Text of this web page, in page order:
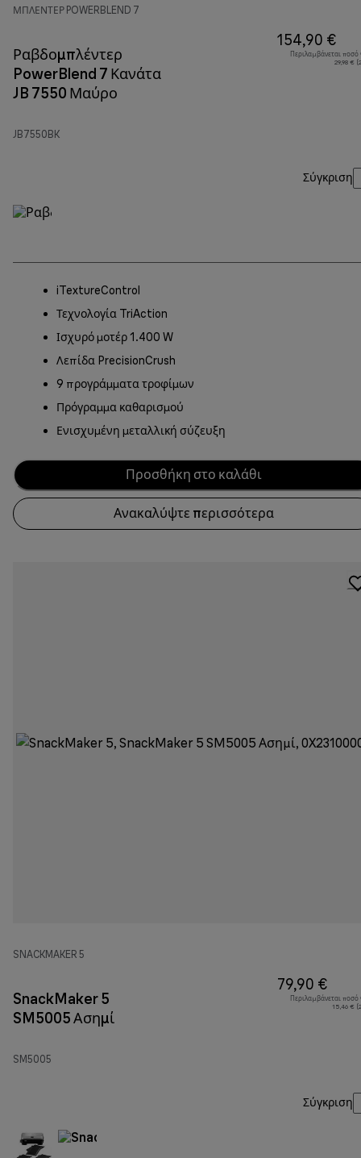
ΜΠΛΈΝΤΕΡ POWERBLEND 7
Ραβδομπλέντερ
PowerBlend 7 Κανάτα
JB 7550 Μαύρο
JB7550BK
154,90 €
Περιλαμβάνεται
29,98 €
Σύγκριση
iTextureControl
Τεχνολογία TriAction
Ισχυρό μοτέρ 1.400 W
Λεπίδα PrecisionCrush
9 προγράμματα τροφίμων
Πρόγραμμα καθαρισμού
Ενισχυμένη μεταλλική σύζευξη
Προσθήκη στο καλάθι
Ανακαλύψτε περισσότερα
SNACKMAKER 5
SnackMaker 5
SM5005 Ασημί
SM5005
79,90 €
Περιλαμβάνεται
15,46 €
Σύγκριση